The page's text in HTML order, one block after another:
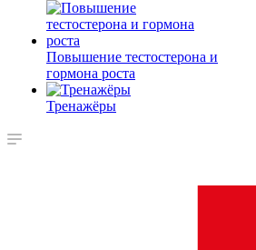
Повышение тестостерона и
гормона роста
Тренажёры